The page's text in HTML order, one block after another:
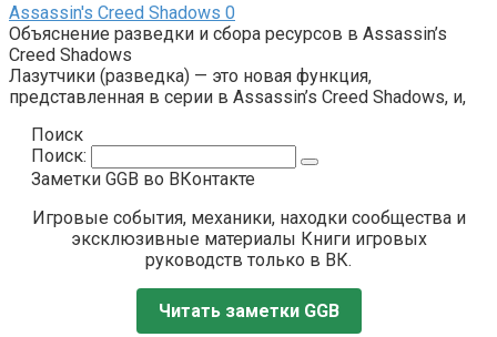
Assassin's Creed Shadows 0
Объяснение разведки и сбора ресурсов в Assassin’s
Creed Shadows
Лазутчики (разведка) — это новая функция,
представленная в серии в Assassin’s Creed Shadows, и,
Поиск
Поиск:
Заметки GGB во ВКонтакте
Игровые события, механики, находки сообщества и
эксклюзивные материалы Книги игровых
руководств только в ВК.
Читать заметки GGB